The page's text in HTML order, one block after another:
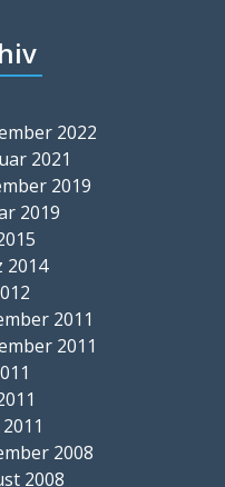
2022
2021
2019
2019
2014
2011
2011
2008
2008